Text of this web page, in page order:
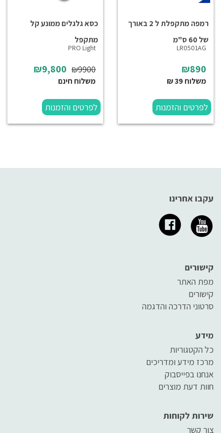
רמפה מתקפלת ל 2 באורך
של 60 ס"מ
LR0501AG
₪890
משלוח 39 ₪
לפרטים והזמנות
כסא גלגלים ממונע קל
מתקפל
PRO Light
₪9,800 ₪9900
משלוח חינם
לפרטים והזמנות
עקבו אחרינו
קישורים
מפת האתר
קישורים
סרטוני הדרכה והדגמה
מידע
כל הקטגוריות
מרכז מידע ומדריכים
אנחנו בפייסבוק
חוות דעת מוצרים
שירות לקוחות
צור קשר